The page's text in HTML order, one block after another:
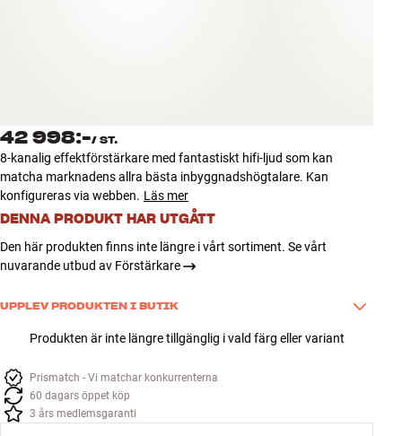
NYHETER
ERBJUDANDEN
Hitta Butik
Kundtjänst
Kundtjänst
Företag
42 998:-/ ST.
8-kanalig effektförstärkare med fantastiskt hifi-ljud som kan
matcha marknadens allra bästa inbyggnadshögtalare. Kan
konfigureras via webben. Läs mer
DENNA PRODUKT HAR UTGÅTT
Den här produkten finns inte längre i vårt sortiment. Se vårt
nuvarande utbud av Förstärkare
UPPLEV PRODUKTEN I BUTIK
Besök gärna en av våra utvalda fysiska butiker för demonstration
de butiker, som har produkten inne och tillgänglig för en
demonstration just nu. Använd gärna chatten på vår hemsida, eller
kontakta vår kundeservice vid frågor - vi är klara till att hjälpa dig i
mål med ditt köp!
Produkten är inte längre tillgänglig i vald färg eller variant
Prismatch - Vi matchar konkurrenterna
60 dagars öppet köp
3 års medlemsgaranti